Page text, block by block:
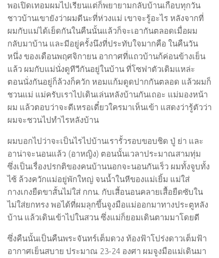
พอเปิดเทอมผมไปเรียนแต่ก็พยายามกลับบ้านเกือบทุกวัน
ชาวบ้านเขายังว่าผมดีนะที่ห่วงแม่ เขาจะรู้อะไร หลังจากที่
ผมกับแม่ได้เย็ดกันในคืนนั้นแล้วก็จะเอากันตลอดเมื่อผม
กลับมาบ้าน และมีอยู่ครั้งนึงที่ประทับใจมากคือ ในคืนวัน
หนึ่ง ของเดือนพฤศจิกายน อากาศที่แถวบ้านก้ค่อนข้างเย็น
แล้ว ผมกับแม่นั่งดูทีวีกันอยู่ในบ้าน ที่โซฟาตัวเดิมแหล่ะ
ตอนนั่งกันอยู่ก็ล้วงก็ควัก หอมแก้มดูดปากกันตลอด แล้วผมก็
ชวนแม่ แม่ครับเราไปเดินเล่นหลังบ้านกันเถอะ แม่มองหน้า
ผม แล้วตอบว่าจะดีเหรอเดี๋ยวใครมาเห็นเข้า แสดงว่ารู้ตัวว่า
ผมจะชวนไปทำไรหลังบ้าน
ผมบอกไปว่าจะเป็นไรไปบ้านเรารั้วรอบขอบชิด ปู่ ย่า และ
อาน่าจะนอนแล้ว (อาหญิง) ตอนนั้นเวลาประมาณสามทุ่ม
ซึ่งเป็นเรื่องปรกติของคนบ้านนอกจะนอนกันเร็ว ผมทั้งจูบทั้ง
ไซ้ ล้วงควักแม่อยู่พักใหญ่ จนน้ำในหีของแม่เยิ้ม แม่ใส่
กางเกงยืดขาสั้นไม่ใส่ กกน. กับเสี้อนอนคลายเสื้อยืดซับใน
ไม่ใส่ยกทรง พอได้ที่ผมลุกขึ้นจูงมือแม่ออกมาทางประตูหลัง
บ้าน แล้วเดินเข้าไปในสวน ซึ่งแม่ก็ยอมเดินตามมาโดยดี
ซึ่งคืนนั้นเป็นคืนพระจันทร์เต็มดวง ท้องฟ้าโปร่งดาวเต็มฟ้า
อากาศเย็นสบาย ประมาณ 23-24 องศา ผมจูงมือแม่เดินมา